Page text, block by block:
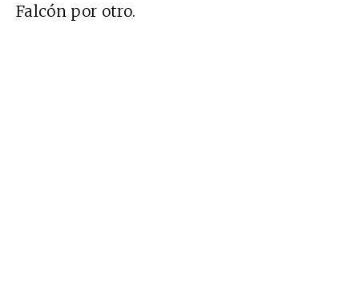
Falcón por otro.